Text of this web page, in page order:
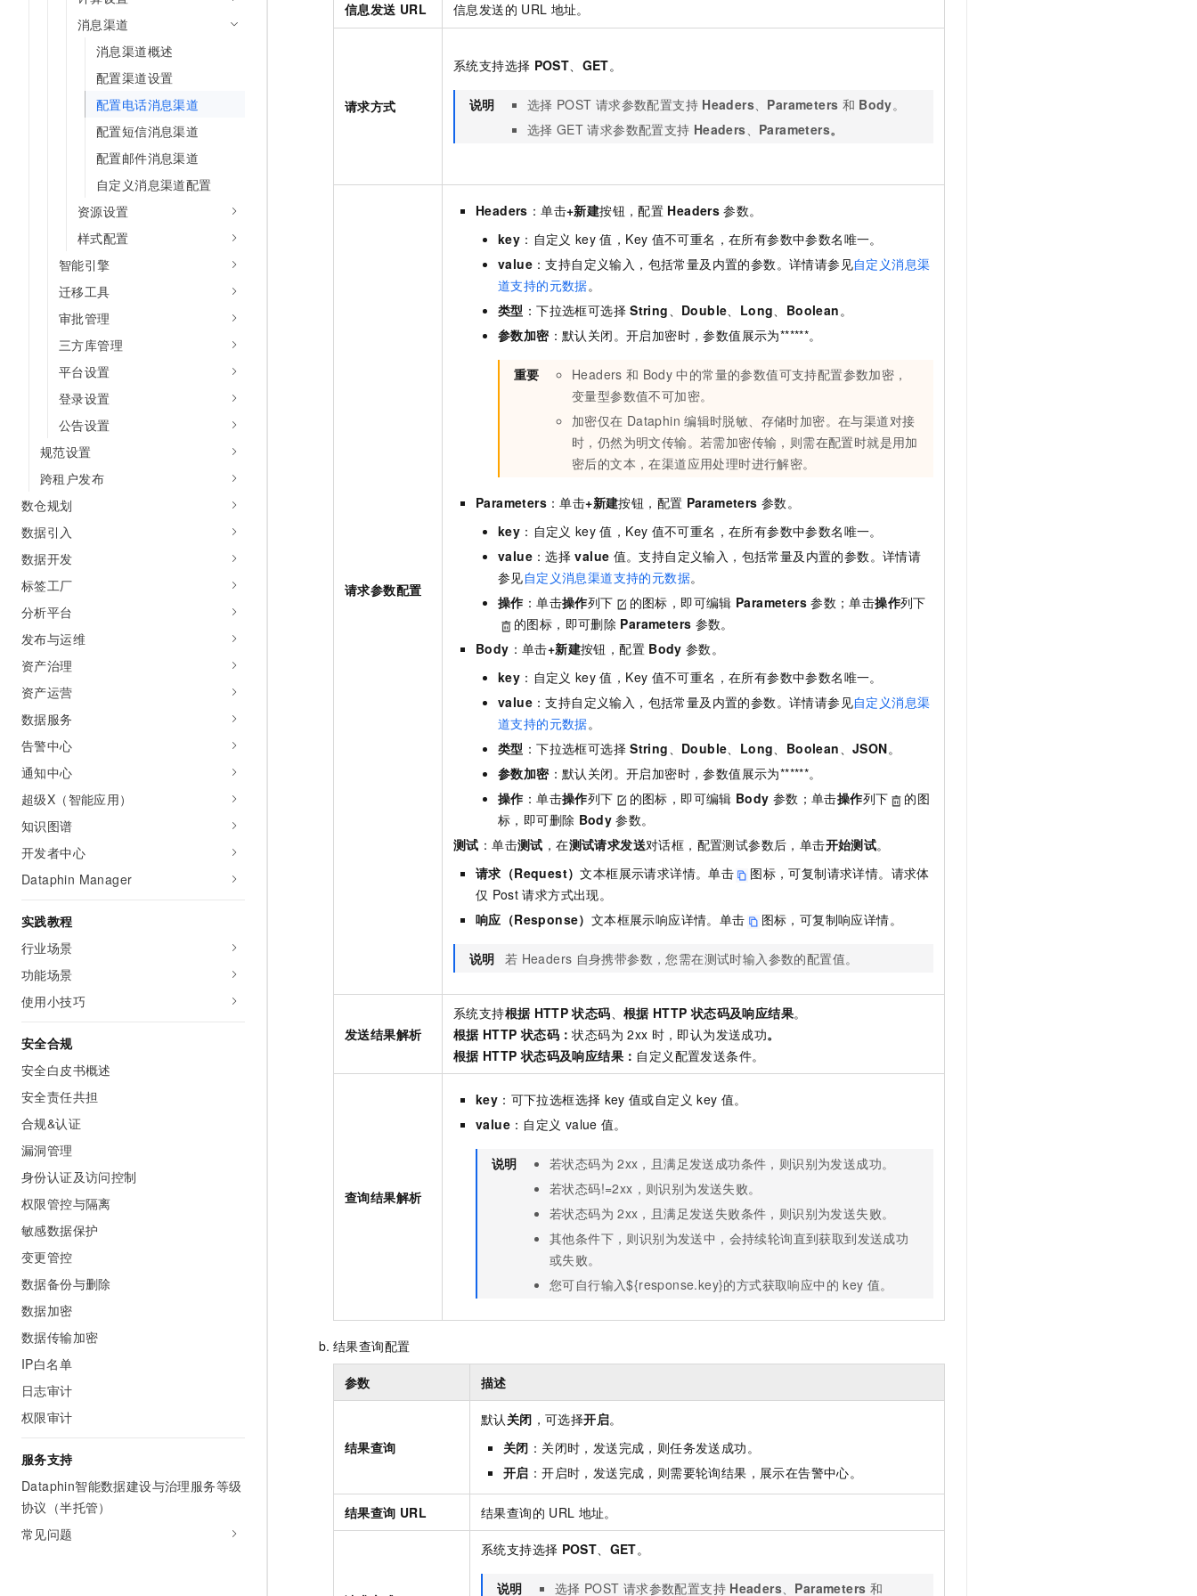
消息渠道
消息渠道概述
配置渠道设置
配置电话消息渠道
配置短信消息渠道
配置邮件消息渠道
自定义消息渠道配置
资源设置
样式配置
智能引擎
迁移工具
审批管理
三方库管理
平台设置
登录设置
公告设置
规范设置
跨租户发布
数仓规划
数据引入
数据开发
标签工厂
分析平台
发布与运维
资产治理
资产运营
数据服务
告警中心
通知中心
超级X（智能应用）
知识图谱
开发者中心
Dataphin Manager
实践教程
行业场景
功能场景
使用小技巧
安全合规
安全白皮书概述
安全责任共担
合规&认证
漏洞管理
身份认证及访问控制
权限管控与隔离
敏感数据保护
变更管控
数据备份与删除
数据加密
数据传输加密
IP白名单
日志审计
权限审计
服务支持
Dataphin智能数据建设与治理服务等级
协议（半托管）
常见问题
信息发送 URL 信息发送的 URL 地址。
请求方式
系统支持选择 POST、 GET。
说明 选择 POST 请求参数配置支持 Headers、 Parameters 和 Body。
选择 GET 请求参数配置支持 Headers、 Parameters。
请求参数配置
Headers ：单击+新建按钮，配置 Headers 参数。
key ：自定义 key 值，Key 值不可重名，在所有参数中参数名唯一。
value ：支持自定义输入，包括常量及内置的参数。详情请参见自定义消息渠
道支持的元数据。
类型 ：下拉选框可选择 String、 Double、 Long、 Boolean。
参数加密：默认关闭。开启加密时，参数值展示为******。
重要 Headers 和 Body 中的常量的参数值可支持配置参数加密，
变量型参数值不可加密。
加密仅在 Dataphin 编辑时脱敏、存储时加密。在与渠道对接
时，仍然为明文传输。若需加密传输，则需在配置时就是用加
密后的文本，在渠道应用处理时进行解密。
Parameters ：单击+新建按钮，配置 Parameters 参数。
key ：自定义 key 值，Key 值不可重名，在所有参数中参数名唯一。
value ：选择 value 值。支持自定义输入，包括常量及内置的参数。详情请
参见自定义消息渠道支持的元数据。
操作 ：单击操作列下 的图标，即可编辑 Parameters 参数；单击操作列下
的图标，即可删除 Parameters 参数。
Body ：单击+新建按钮，配置 Body 参数。
key ：自定义 key 值，Key 值不可重名，在所有参数中参数名唯一。
value ：支持自定义输入，包括常量及内置的参数。详情请参见自定义消息渠
道支持的元数据。
类型 ：下拉选框可选择 String、 Double、 Long、 Boolean、JSON。
参数加密：默认关闭。开启加密时，参数值展示为******。
操作 ：单击操作列下 的图标，即可编辑 Body 参数；单击操作列下
的图
标，即可删除 Body 参数。
测试 ：单击测试 ，在测试请求发送对话框，配置测试参数后，单击开始测试。
请求（Request）文本框展示请求详情。单击
图标，可复制请求详情。请求体
仅 Post 请求方式出现。
响应（Response） 文本框展示响应详情。单击 图标，可复制响应详情。
说明 若 Headers 自身携带参数，您需在测试时输入参数的配置值。
发送结果解析
系统支持根据 HTTP 状态码、根据 HTTP 状态码及响应结果。
根据 HTTP 状态码 ：状态码为 2xx 时，即认为发送成功。
根据 HTTP 状态码及响应结果 ： 自定义配置发送条件。
查询结果解析
key ：可下拉选框选择 key 值或自定义 key 值。
value ：自定义 value 值。
说明 若状态码为 2xx，且满足发送成功条件，则识别为发送成功。
若状态码!=2xx，则识别为发送失败。
若状态码为 2xx，且满足发送失败条件，则识别为发送失败。
其他条件下，则识别为发送中，会持续轮询直到获取到发送成功
或失败。
您可自行输入${response.key}的方式获取响应中的 key 值。
结果查询配置
参数 描述
结果查询
默认 关闭 ，可选择开启。
关闭 ：关闭时，发送完成，则任务发送成功。
开启 ：开启时，发送完成，则需要轮询结果，展示在告警中心。
结果查询 URL 结果查询的 URL 地址。
系统支持选择 POST、 GET。
说明 选择 POST 请求参数配置支持 Headers、 Parameters 和
10 分钟在聊天系统中增加一个 AI 助手
在企业官网、通讯软件中为客户提供 AI 客服
即刻拥有 DeepSeek-R1 满血版
多种方案随心选，轻松解锁专属 DeepSeek 通过自然语言交互简化开发流程,全栈开发支持
专有云